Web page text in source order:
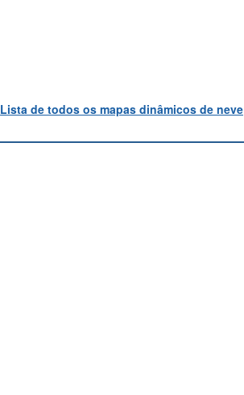
Lista de todos os mapas dinâmicos de neve